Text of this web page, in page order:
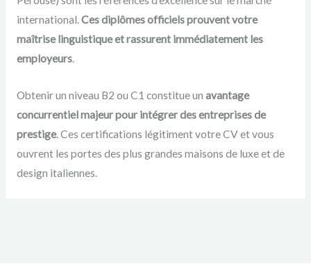
international.Ces diplômes officiels prouvent votre
maîtrise linguistique et rassurent immédiatement les
employeurs.
Obtenir un niveau B2 ou C1 constitue un avantage
concurrentiel majeur pour intégrer des entreprises de
prestige. Ces certifications légitiment votre CV et vous
ouvrent les portes des plus grandes maisons de luxe et de
design italiennes.